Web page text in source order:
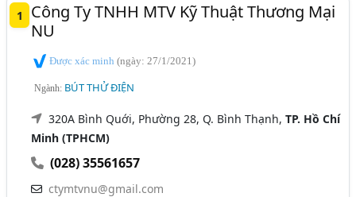
1
Công Ty TNHH MTV Kỹ Thuật Thương Mại
NU
Được xác minh(ngày: 27/1/2021)
Ngành: BÚT THỬ ĐIỆN
320A Bình Quới, Phường 28, Q. Bình Thạnh,TP. Hồ Chí
Minh (TPHCM)
(028) 35561657
ctymtvnu@gmail.com